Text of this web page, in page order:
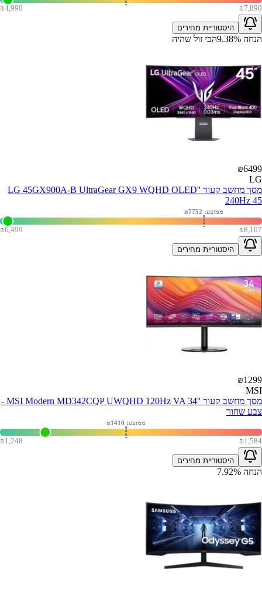
₪4,990 ₪7,890
היסטוריית מחירים
הנחה 9.38% הכי זול שהיה
₪6499
LG
מסך מחשב קעור ''LG 45GX900A-B UltraGear GX9 WQHD OLED
240Hz 45
₪6,499 ₪8,107
ממוצע: ₪ 7752
היסטוריית מחירים
₪1299
MSI
מסך מחשב קעור ''MSI Modern MD342CQP UWQHD 120Hz VA 34 -
צבע שחור
₪1,248 ₪1,584
ממוצע: ₪ 1410
היסטוריית מחירים
הנחה 7.92%